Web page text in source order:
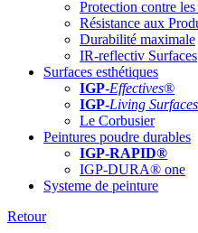
Protection contre
Résistance aux
Durabilité maximale
IR-reflectiv Surfaces
Surfaces esthétiques
IGP-Effectives®
IGP-Living Surfaces
Le Corbusier
Peintures poudre durables
IGP-RAPID®
IGP-DURA® one
Systeme de peinture
Retour